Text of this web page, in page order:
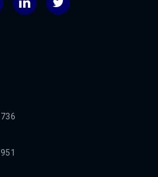
FacebookLinkedInTwitter